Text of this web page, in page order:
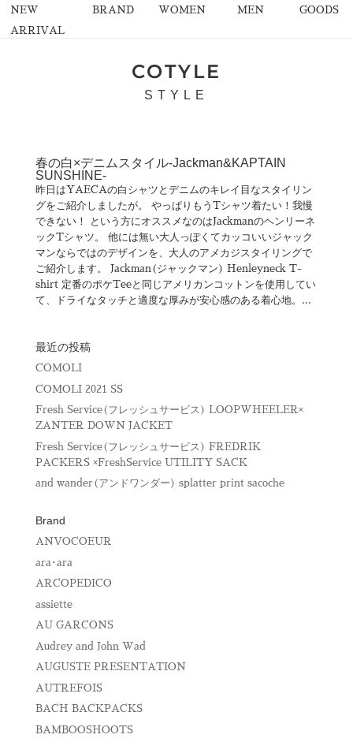
NEW
ARRIVAL
BRAND WOMEN MEN GOODS
COTYLE
STYLE
春の白×デニムスタイル-Jackman&KAPTAIN
SUNSHINE-
昨日はYAECAの白シャツとデニムのキレイ目なスタイリン
グをご紹介しましたが。 やっぱりもうTシャツ着たい！我慢
できない！ という方にオススメなのはJackmanのヘンリーネ
ックTシャツ。 他には無い大人っぽくてカッコいいジャック
マンならではのデザインを、大人のアメカジスタイリングで
ご紹介します。 Jackman(ジャックマン) Henleyneck T-
shirt 定番のポケTeeと同じアメリカンコットンを使用してい
て、ドライなタッチと適度な厚みが安心感のある着心地。...
最近の投稿
COMOLI
COMOLI 2021 SS
Fresh Service(フレッシュサービス) LOOPWHEELER×
ZANTER DOWN JACKET
Fresh Service(フレッシュサービス) FREDRIK
PACKERS ×FreshService UTILITY SACK
and wander(アンドワンダー) splatter print sacoche
Brand
ANVOCOEUR
ara･ara
ARCOPEDICO
assiette
AU GARCONS
Audrey and John Wad
AUGUSTE PRESENTATION
AUTREFOIS
BACH BACKPACKS
BAMBOOSHOOTS